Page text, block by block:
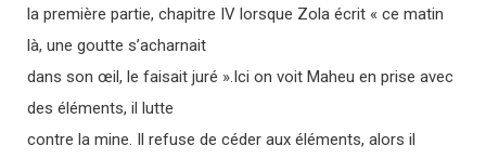
la première partie, chapitre IV lorsque Zola écrit « ce matin
là, une goutte s’acharnait
dans son œil, le faisait juré ».Ici on voit Maheu en prise avec
des éléments, il lutte
contre la mine. Il refuse de céder aux éléments, alors il